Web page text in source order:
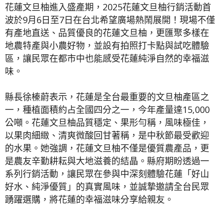
花蓮文旦柚進入盛產期，2025花蓮文旦柚行銷活動首
波於9月6日至7日在台北希望廣場熱鬧展開！現場不僅
有產地直送、品質優良的花蓮文旦柚，更匯聚多樣在
地農特產與小農好物，並設有拍照打卡點與試吃體驗
區，讓民眾在都市中也能感受花蓮純淨自然的幸福滋
味。
縣長徐榛蔚表示，花蓮是全台最重要的文旦柚產區之
一，種植面積約占全國四分之一，今年產量達15,000
公噸。花蓮文旦柚品質穩定、果形勻稱，風味極佳，
以果肉細緻、清爽微酸回甘著稱，是中秋節最受歡迎
的水果。她強調，花蓮文旦柚不僅是優質農產品，更
是農友辛勤耕耘與大地滋養的結晶。縣府期盼透過一
系列行銷活動，讓民眾在參與中深刻體驗花蓮「好山
好水、純淨優質」的真實風味，並誠摯邀請全台民眾
踴躍選購，將花蓮的幸福滋味分享給親友。